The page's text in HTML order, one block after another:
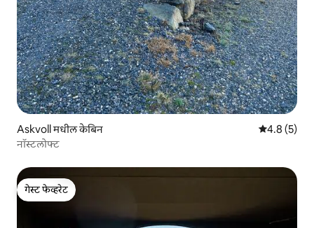
Askvoll मधील केबिन 5 पैकी 4.8
4.8 (5)
नॉस्टलोफ्ट
गेस्ट फेव्हरेट
गेस्ट फेव्हरेट